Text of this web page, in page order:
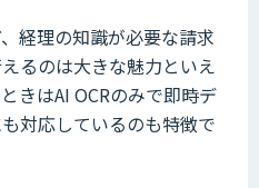
経理の知識が必要な請求
るのは大きな魅力といえ
きはAI OCRのみで即時デ
対応しているのも特徴で